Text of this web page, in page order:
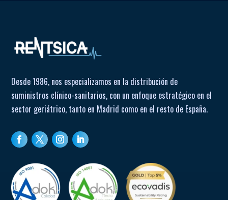
Desde 1986, nos especializamos en la distribución de
suministros clínico-sanitarios, con un enfoque estratégico en el
sector geriátrico, tanto en Madrid como en el resto de España.